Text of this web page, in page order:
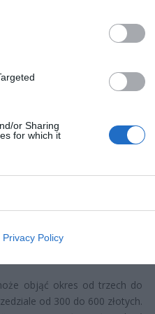
or Sharing
for which it
Privacy Policy
o 150 zł, a to dopiero
już 173 mln zł.
objąć okres od trzech do
od 300 do 600 złotych.